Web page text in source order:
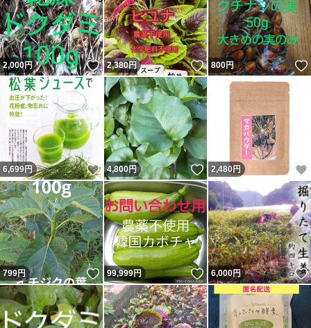
2,000円 いいね！
2,380円 いいね！
800円
6,699円 いいね！
4,800円 いいね！
2,480円
799円 いいね！
99,999円 いいね！
6,000円